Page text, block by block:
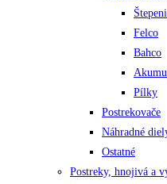
Felco
Bahco
Pílky
Postrekovače
Náhradné
Ostatné
Postreky, hnojivá a